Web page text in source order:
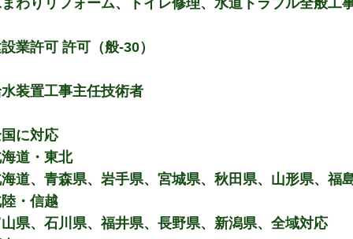
わりリフォーム、トイレ修理、水道トラブル全般工
業許可 許可（般-30）
装置工事主任技術者
に対応
道・東北
道、青森県、岩手県、宮城県、秋田県、山形県、福
・信越
県、石川県、福井県、長野県、新潟県、全域対応